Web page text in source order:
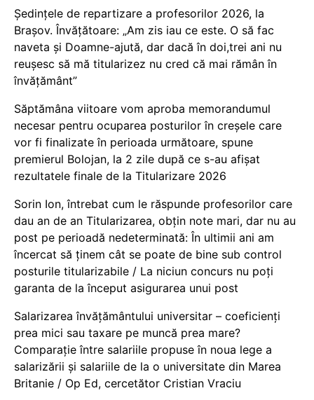
Ședințele de repartizare a profesorilor 2026, la
Brașov. Învățătoare: „Am zis iau ce este. O să fac
naveta și Doamne-ajută, dar dacă în doi,trei ani nu
reușesc să mă titularizez nu cred că mai rămân în
învățământ”
Săptămâna viitoare vom aproba memorandumul
necesar pentru ocuparea posturilor în creșele care
vor fi finalizate în perioada următoare, spune
premierul Bolojan, la 2 zile după ce s-au afișat
rezultatele finale de la Titularizare 2026
Sorin Ion, întrebat cum le răspunde profesorilor care
dau an de an Titularizarea, obțin note mari, dar nu au
post pe perioadă nedeterminată: În ultimii ani am
încercat să ținem cât se poate de bine sub control
posturile titularizabile / La niciun concurs nu poți
garanta de la început asigurarea unui post
Salarizarea învățământului universitar – coeficienți
prea mici sau taxare pe muncă prea mare?
Comparație între salariile propuse în noua lege a
salarizării și salariile de la o universitate din Marea
Britanie / Op Ed, cercetător Cristian Vraciu